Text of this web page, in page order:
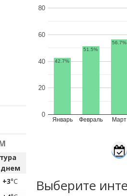
днем
+3°C
Январь Февраль Март
0
20
40
60
80
42.7%
51.5%
56.7%
Выберите